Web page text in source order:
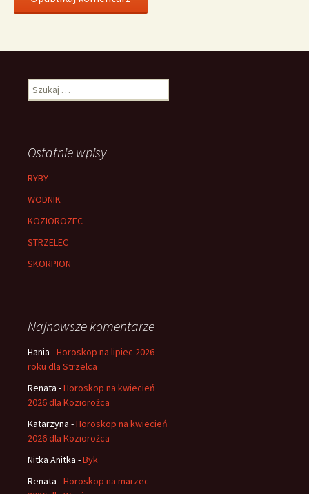
Szukaj:
Ostatnie wpisy
RYBY
WODNIK
KOZIOROZEC
STRZELEC
SKORPION
Najnowsze komentarze
Hania -Horoskop na lipiec 2026
roku dla Strzelca
Renata -Horoskop na kwiecień
2026 dla Koziorożca
Katarzyna -Horoskop na kwiecień
2026 dla Koziorożca
Nitka Anitka -Byk
Renata -Horoskop na marzec